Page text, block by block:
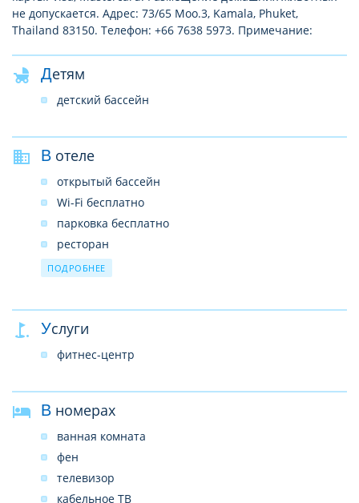
не допускается. Адрес: 73/65 Moo.3, Kamala, Phuket,
Thailand 83150. Телефон: +66 7638 5973. Примечание:
Детям
детский бассейн
В отеле
открытый бассейн
Wi-Fi бесплатно
парковка бесплатно
ресторан
бар
банкомат
ПОДРОБНЕЕ
Услуги
фитнес-центр
В номерах
ванная комната
фен
телевизор
кабельное ТВ